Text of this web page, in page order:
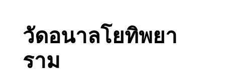
วัดอนาลโยทิพยา
ราม